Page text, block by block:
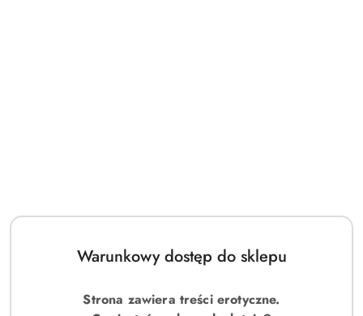
Warunkowy dostęp do sklepu
Strona zawiera treści erotyczne.